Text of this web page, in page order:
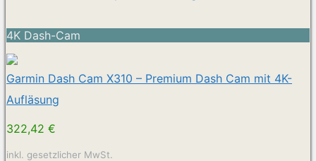
4K Dash-Cam
Garmin Dash Cam X310 – Premium Dash Cam mit 4K-
Aufläsung
322,42 €
inkl. gesetzlicher MwSt.